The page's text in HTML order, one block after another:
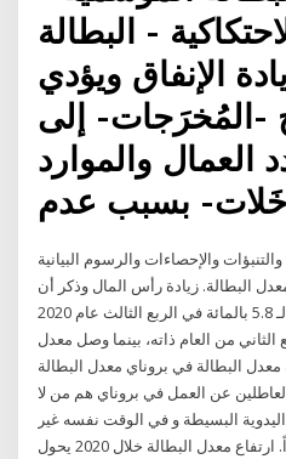
- البطالة
الإنفاق ويؤدي
-المُخرَجات- إلى
والموارد
بسبب عدم
والتنبؤات والإحصاءات والرسوم البيانية
البطالة. زيادة رأس المال وذكر أن
معدل البطالة بين الذكور وصل لـ 5.8 بالمائة في الربع الثالث عام 2020
في الربع الثاني من العام ذاته، بينما وصل معدل
الإناث لـ 15.2 بالمائة معدل البطالة في بروناي معدل البطالة
عن العمل في بروناي هم من لا
البسيطة و في الوقت نفسه غير
مؤهلين للقيام بأعمال أكثر تعقيداً. ارتفاع معدل البطالة خلال 2020 يحول